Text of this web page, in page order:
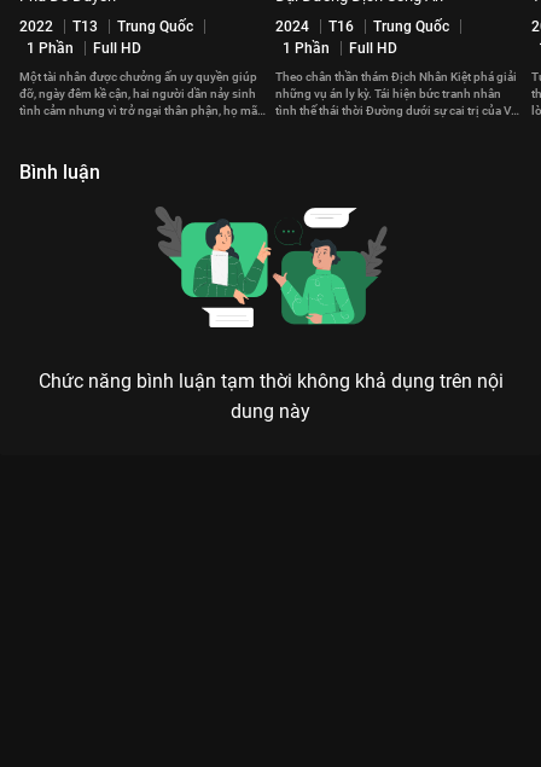
2022 T13
Trung Quốc
1 Phần
Full HD
Một tài nhân được chưởng ấn uy quyền giúp
đỡ, ngày đêm kề cận, hai người dần nảy sinh
tình cảm nhưng vì trở ngại thân phận, họ mãi
2024 T16
Trung Quốc
1 Phần
Full HD
Theo chân thần thám Địch Nhân Kiệt phá giải
những vụ án ly kỳ. Tái hiện bức tranh nhân
tình thế thái thời Đường dưới sự cai trị của Võ
Bình luận
Chức năng bình luận tạm thời không khả dụng trên nội
dung này